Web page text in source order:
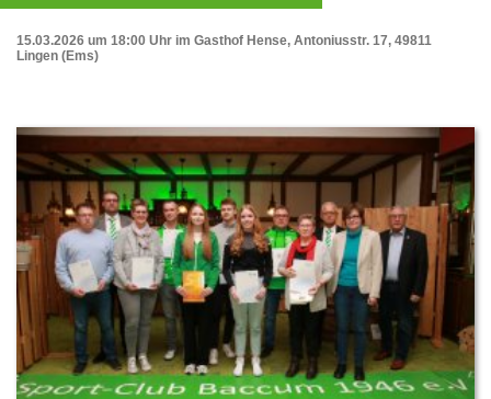
15.03.2026 um 18:00 Uhr im Gasthof Hense, Antoniusstr. 17, 49811
Lingen (Ems)